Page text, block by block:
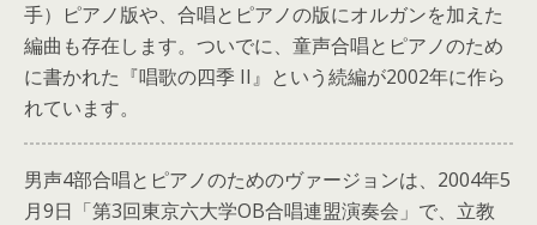
手）ピアノ版や、合唱とピアノの版にオルガンを加えた
編曲も存在します。ついでに、童声合唱とピアノのため
に書かれた『唱歌の四季 II』という続編が2002年に作ら
れています。
男声4部合唱とピアノのためのヴァージョンは、2004年5
月9日「第3回東京六大学OB合唱連盟演奏会」で、立教